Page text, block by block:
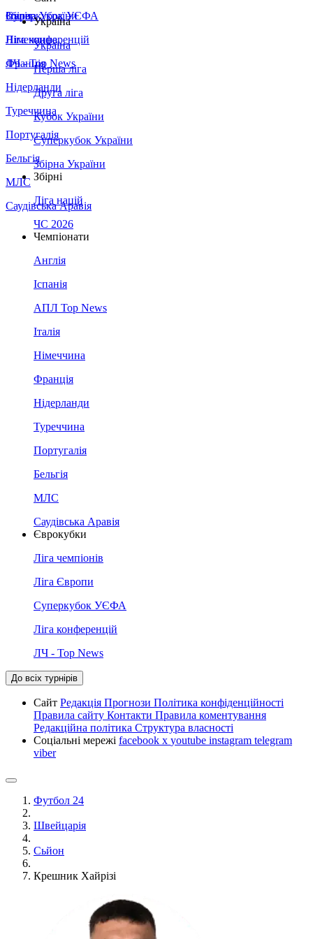
Збірна України
Італія
Німеччина
Франція
Нідерланди
Туреччина
Португалія
Бельгія
МЛС
Саудівська Аравія
Суперкубок УЄФА
Ліга конференцій
ЛЧ - Top News
Україна
Україна
Перша ліга
Друга ліга
Кубок України
Суперкубок України
Збірна України
Збірні
Ліга націй
ЧС 2026
Чемпіонати
Англія
Іспанія
АПЛ Top News
Італія
Німеччина
Франція
Нідерланди
Туреччина
Португалія
Бельгія
МЛС
Саудівська Аравія
Єврокубки
Ліга чемпіонів
Ліга Європи
Суперкубок УЄФА
Ліга конференцій
ЛЧ - Top News
До всіх турнірів
Сайт Редакція Прогнози Політика конфіденційності
Правила сайту Контакти Правила коментування
Редакційна політика Структура власності
Соціальні мережі facebook x youtube instagram telegram
viber
Футбол 24
Швейцарія
Сьйон
Крешник Хайрізі